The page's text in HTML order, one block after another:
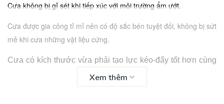
Cưa không bị gỉ sét khi tiếp xúc với môi trường ẩm ướt.
Cưa được gia công tỉ mỉ nên có độ sắc bén tuyệt đối, không bị sứt
mẻ khi cưa những vật liệu cứng.
Cưa có kích thước vừa phải tạo lực kéo-đẩy tốt hơn cùng
tay cầm có độ ma sát, người dùng có thể cầm nắm sản
Xem thêm